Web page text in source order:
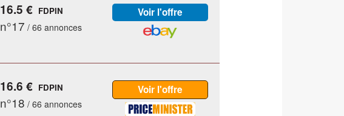
16.5 € FDPIN
n°17 / 66 annonces
16.6 € FDPIN
n°18 / 66 annonces